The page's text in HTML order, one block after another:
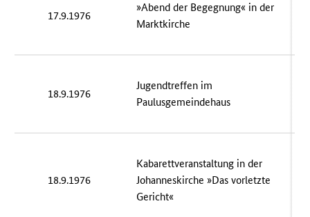
17.9.1976
»Abend der Begegnung« in der
Marktkirche
18.9.1976
Jugendtreffen im
Paulusgemeindehaus
18.9.1976
Kabarettveranstaltung in der
Johanneskirche »Das vorletzte
Gericht«